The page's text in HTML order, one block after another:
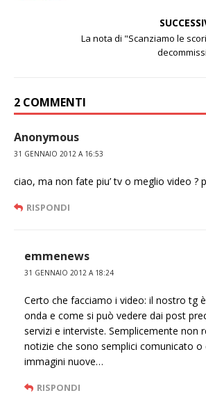
La nota di "Scanziamo le
2 COMMENTI
Anonymous
31 GENNAIO 2012 A 16:53
ciao, ma non fate piu’ tv o meglio video ?
RISPONDI
emmenews
31 GENNAIO 2012 A 18:24
Certo che facciamo i video: il nostro tg
onda e come si può vedere dai post
servizi e interviste. Semplicemente non
notizie che sono semplici comunicato o
immagini nuove…
RISPONDI